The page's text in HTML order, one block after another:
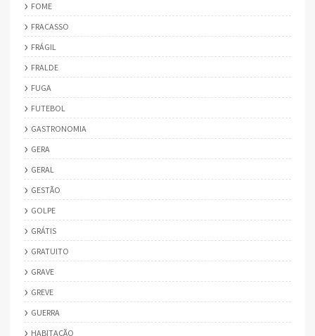
FOME
FRACASSO
FRÁGIL
FRALDE
FUGA
FUTEBOL
GASTRONOMIA
GERA
GERAL
GESTÃO
GOLPE
GRÁTIS
GRATUITO
GRAVE
GREVE
GUERRA
HABITAÇÃO